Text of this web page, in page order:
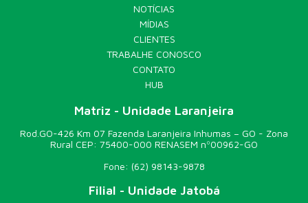
NOTÍCIAS
MÍDIAS
CLIENTES
TRABALHE CONOSCO
CONTATO
HUB
Matriz - Unidade Laranjeira
Rod.GO-426 Km 07 Fazenda Laranjeira Inhumas – GO - Zona
Rural CEP: 75400-000 RENASEM nº00962-GO
Fone: (62) 98143-9878
Filial - Unidade Jatobá